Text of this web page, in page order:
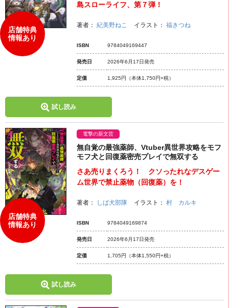
店舗特典
情報あり
島スローライフ、第７弾！
著者： 紀美野ねこ イラスト： 福きつね
ISBN 9784049169447
発売日 2026年6月17日発売
定価 1,925円 （本体1,750円+税）
試し読み
店舗特典
情報あり
電撃の新文芸
無自覚の最強薬師、Vtuber異世界攻略をモフ
モフ犬と回復薬密売プレイで無双する
さあ売りまくろう！ クソったれなデスゲー
ム世界で禁止薬物（回復薬）を！
著者： しば犬部隊 イラスト： 村 カルキ
ISBN 9784049169874
発売日 2026年6月17日発売
定価 1,705円 （本体1,550円+税）
試し読み